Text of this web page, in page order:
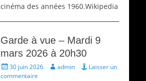
cinéma des années 1960.Wikipedia
Garde à vue – Mardi 9
mars 2026 à 20h30
Écrit
le
30 juin 2026 Auteur
admin
Laisser un
commentaire